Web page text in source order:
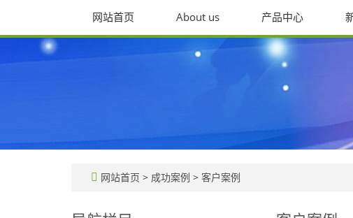
网站首页 About us 产品中心
网站首页 > 成功案例 > 客户案例